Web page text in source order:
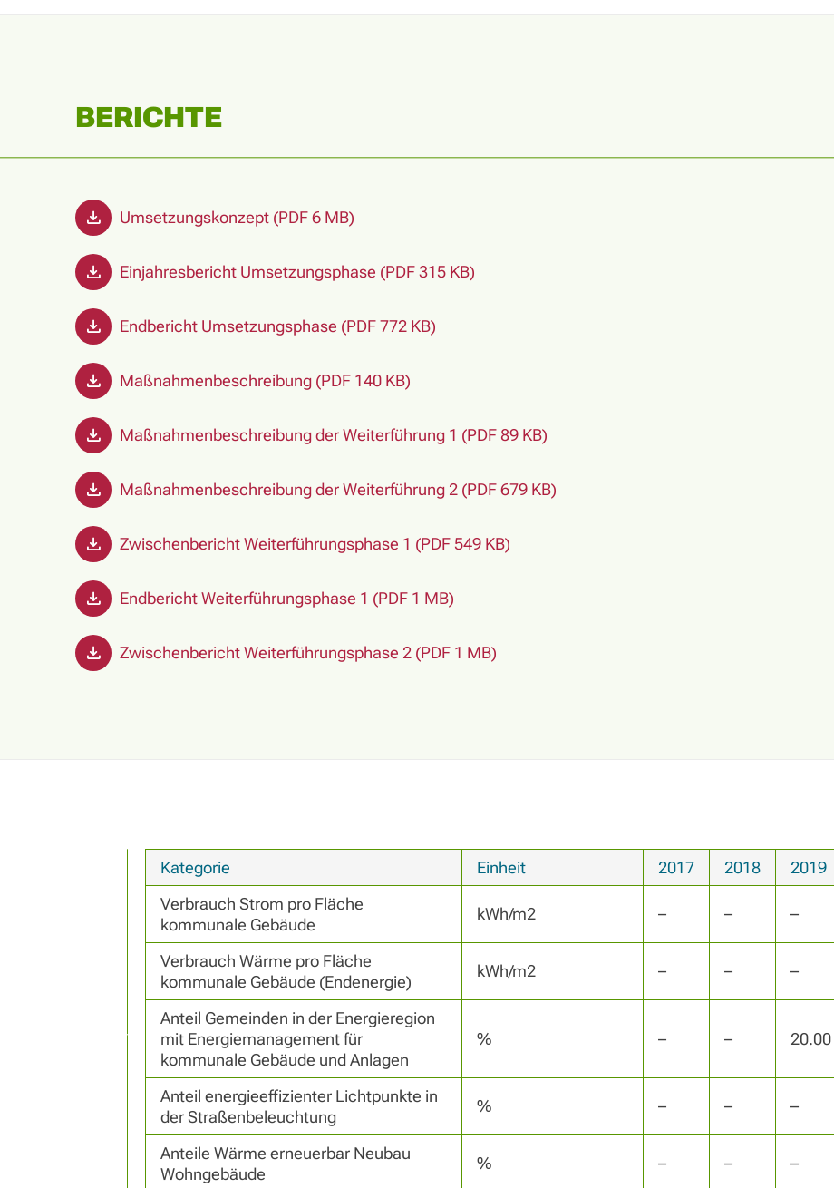
BERICHTE
Umsetzungskonzept (PDF 6 MB)
Einjahresbericht Umsetzungsphase (PDF 315 KB)
Endbericht Umsetzungsphase (PDF 772 KB)
Maßnahmenbeschreibung (PDF 140 KB)
Maßnahmenbeschreibung der Weiterführung 1 (PDF 89 KB)
Maßnahmenbeschreibung der Weiterführung 2 (PDF 679 KB)
Zwischenbericht Weiterführungsphase 1 (PDF 549 KB)
Endbericht Weiterführungsphase 1 (PDF 1 MB)
Zwischenbericht Weiterführungsphase 2 (PDF 1 MB)
Kategorie Einheit 2017 2018 2019
Verbrauch Strom pro Fläche
kommunale Gebäude
kWh/m2 – – –
Verbrauch Wärme pro Fläche
kommunale Gebäude (Endenergie)
kWh/m2 – – –
Anteil Gemeinden in der Energieregion
mit Energiemanagement für
kommunale Gebäude und Anlagen
% – – 20.00
Anteil energieeffizienter Lichtpunkte in
der Straßenbeleuchtung
% – – –
Anteile Wärme erneuerbar Neubau
Wohngebäude
% – – –